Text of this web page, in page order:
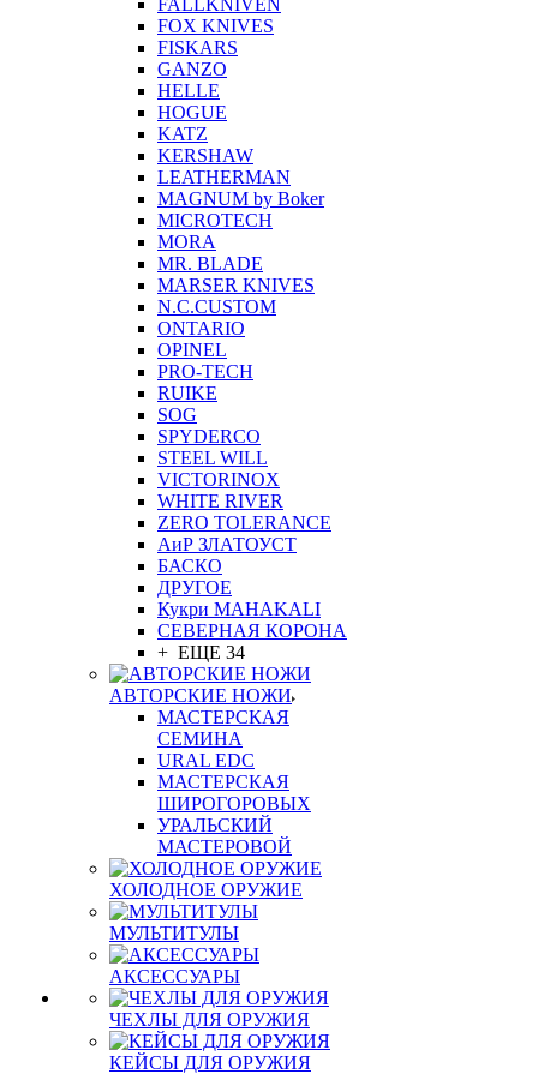
FALLKNIVEN
FOX KNIVES
FISKARS
GANZO
HELLE
HOGUE
KATZ
KERSHAW
LEATHERMAN
MAGNUM by Boker
MICROTECH
MORA
MR. BLADE
MARSER KNIVES
N.C.CUSTOM
ONTARIO
OPINEL
PRO-TECH
RUIKE
SOG
SPYDERCO
STEEL WILL
VICTORINOX
WHITE RIVER
ZERO TOLERANCE
АиР ЗЛАТОУСТ
БАСКО
ДРУГОЕ
Кукри MAHAKALI
СЕВЕРНАЯ КОРОНА
+ ЕЩЕ 34
АВТОРСКИЕ НОЖИ
МАСТЕРСКАЯ
СЕМИНА
URAL EDC
МАСТЕРСКАЯ
ШИРОГОРОВЫХ
УРАЛЬСКИЙ
МАСТЕРОВОЙ
ХОЛОДНОЕ ОРУЖИЕ
МУЛЬТИТУЛЫ
АКСЕССУАРЫ
ЧЕХЛЫ ДЛЯ ОРУЖИЯ
КЕЙСЫ ДЛЯ ОРУЖИЯ